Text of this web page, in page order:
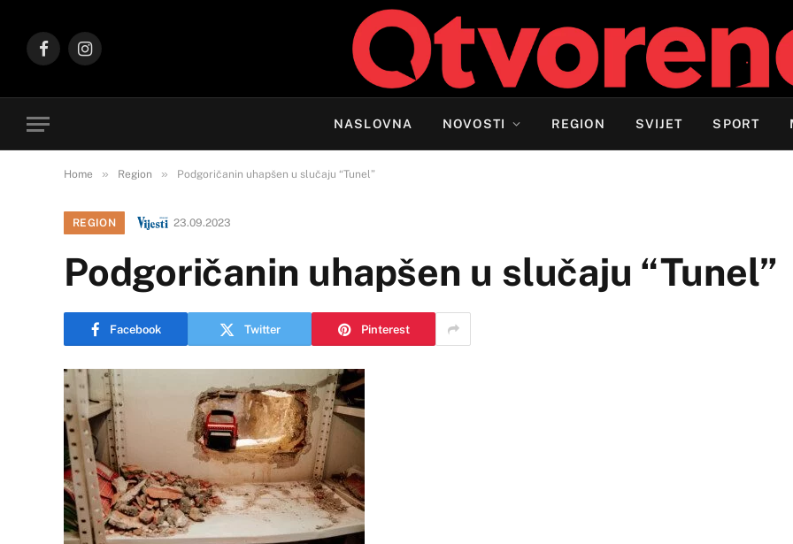
FacebookInstagram
NASLOVNA NOVOSTI REGION SVIJET SPORT
Home » Region » Podgoričanin uhapšen u slučaju “Tunel”
REGION 23.09.2023
Podgoričanin uhapšen u slučaju “Tunel”
Facebook Twitter Pinterest